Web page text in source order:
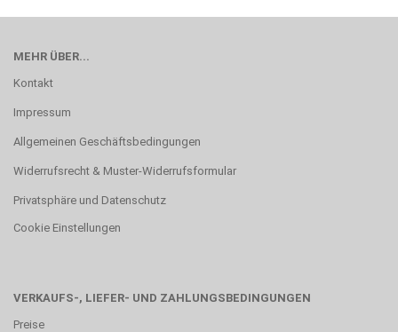
MEHR ÜBER...
Kontakt
Impressum
Allgemeinen Geschäftsbedingungen
Widerrufsrecht & Muster-Widerrufsformular
Privatsphäre und Datenschutz
Cookie Einstellungen
VERKAUFS-, LIEFER- UND ZAHLUNGSBEDINGUNGEN
Preise